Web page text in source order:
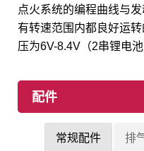
点火系统的编程曲线与
有转速范围内都良好运
压为6V-8.4V（2串锂电池
配件
常规配件 排